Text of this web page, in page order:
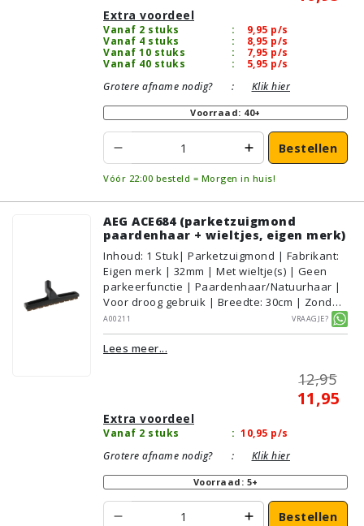
Extra voordeel
Vanaf 2 stuks : 9,95 p/s
Vanaf 4 stuks
: 8,95 p/s
Vanaf 10 stuks
: 7,95 p/s
Vanaf 40 stuks
: 5,95 p/s
Grotere afname nodig?
: Klik hier
Voorraad: 40+
Bestellen
Vóór 22:00 besteld = Morgen in huis!
AEG ACE684 (parketzuigmond
paardenhaar + wieltjes, eigen merk)
Inhoud: 1 Stuk| Parketzuigmond | Fabrikant:
Eigen merk | 32mm | Met wieltje(s) | Geen
parkeerfunctie | Paardenhaar/Natuurhaar |
Voor droog gebruik | Breedte: 30cm | Zonder
verlichting | Zonder kliksysteem | Zwart |
Alternatief | Geschikt voor vloertype:
Plavuizen/Tegels, Parket/Laminaat, PVC/Vinyl
A00211 Vraagje?
Lees meer...
12,95
11,95
Extra voordeel
Vanaf 2 stuks : 10,95 p/s
Grotere afname nodig?
: Klik hier
Voorraad: 5+
Bestellen